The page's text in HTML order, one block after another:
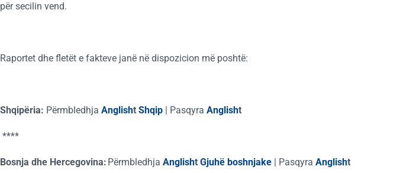
për secilin vend.
Raportet dhe fletët e fakteve janë në dispozicion më poshtë:
Shqipëria: Përmbledhja Anglisht Shqip | Pasqyra Anglisht
****
Bosnja dhe Hercegovina: Përmbledhja Anglisht Gjuhë boshnjake | Pasqyra Anglisht